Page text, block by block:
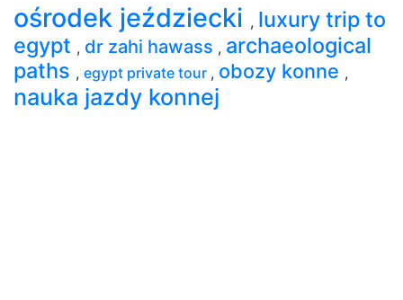
ośrodek jeździecki , luxury trip to
egypt , dr zahi hawass , archaeological
paths , egypt private tour , obozy konne ,
nauka jazdy konnej